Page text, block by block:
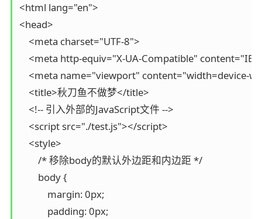
<html lang="en">
<head>
    <meta charset="UTF-8">
<meta http-equiv="X-UA-Compatible"
<meta name="viewport" content="width=device-
    <title>秋刀鱼不做梦</title>
    <!-- 引入外部的JavaScript文件 -->
    <script src="./test.js"></script>
    <style>
        /* 移除body的默认外边距和内边距 */
        body {
            margin: 0px;
            padding: 0px;